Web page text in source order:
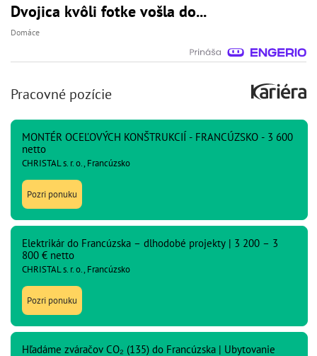
Dvojica kvôli fotke vošla do...
Domáce
Pracovné pozície
MONTÉR OCEĽOVÝCH KONŠTRUKCIÍ - FRANCÚZSKO - 3 600
netto
CHRISTAL s. r. o., Francúzsko
Pozri ponuku
Elektrikár do Francúzska – dlhodobé projekty | 3 200 – 3
800 € netto
CHRISTAL s. r. o., Francúzsko
Pozri ponuku
Hľadáme zváračov CO₂ (135) do Francúzska | Ubytovanie